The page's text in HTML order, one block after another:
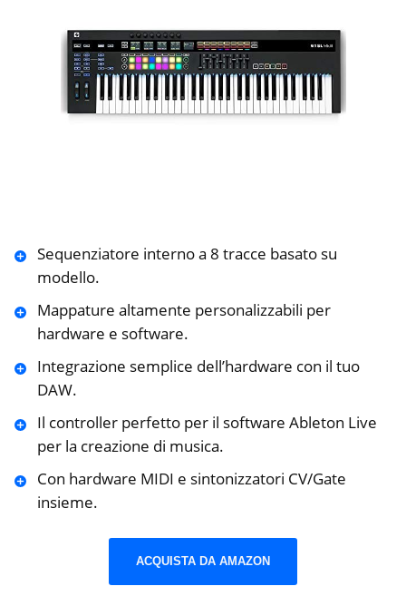
Sequenziatore interno a 8 tracce basato su
modello.
Mappature altamente personalizzabili per
hardware e software.
Integrazione semplice dell’hardware con il tuo
DAW.
Il controller perfetto per il software Ableton Live
per la creazione di musica.
Con hardware MIDI e sintonizzatori CV/Gate
insieme.
ACQUISTA DA AMAZON